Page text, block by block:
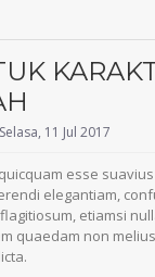
Selasa, 11 Jul 2017
esse
elegantiam,
etiamsi
quaedam non